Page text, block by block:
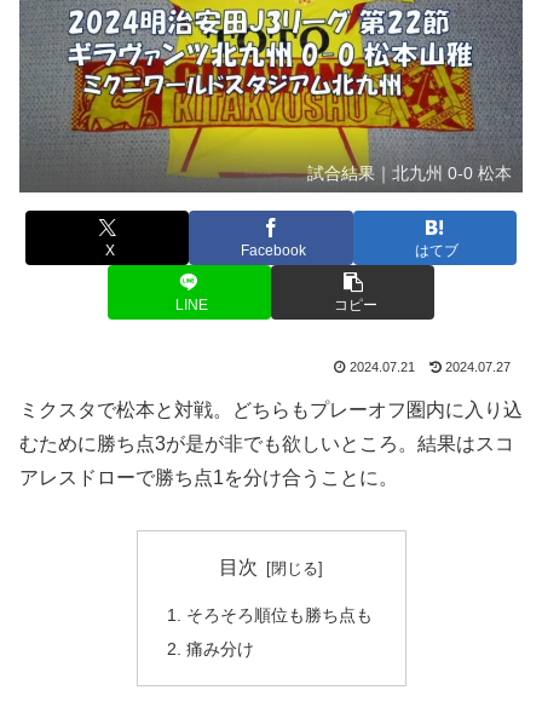
試合結果｜北九州 0-0 松本
X Facebook はてブ
LINE コピー
2024.07.21 2024.07.27
ミクスタで松本と対戦。どちらもプレーオフ圏内に入り込
むために勝ち点3が是が非でも欲しいところ。結果はスコ
アレスドローで勝ち点1を分け合うことに。
目次
そろそろ順位も勝ち点も
痛み分け